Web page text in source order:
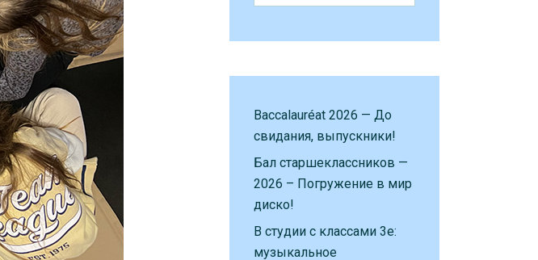
Baccalauréat 2026 — До
свидания, выпускники!
Бал старшеклассников —
2026 – Погружение в мир
диско!
В студии с классами 3е:
музыкальное